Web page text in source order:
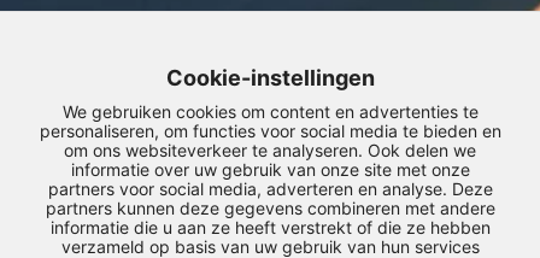
Verklaring geen privégebruik auto
Schade melden
Onderhoud plannen
Download de berijdersapp
Cookie-instellingen
We gebruiken cookies om content en advertenties te
personaliseren, om functies voor social media te bieden en
om ons websiteverkeer te analyseren. Ook delen we
informatie over uw gebruik van onze site met onze
partners voor social media, adverteren en analyse. Deze
partners kunnen deze gegevens combineren met andere
informatie die u aan ze heeft verstrekt of die ze hebben
verzameld op basis van uw gebruik van hun services